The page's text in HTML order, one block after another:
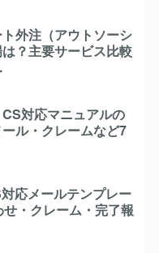
外注（アウトソーシ
？主要サービス比較
CS対応マニュアルの
ル・クレームなど7
応メールテンプレー
せ・クレーム・完了報